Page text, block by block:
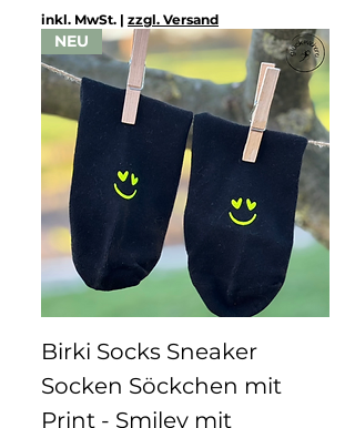
inkl. MwSt. | zzgl. Versand
NEU
Birki Socks Sneaker
Socken Söckchen mit
Print - Smiley mit